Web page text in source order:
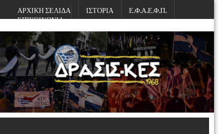
ΑΡΧΙΚΗ ΣΕΛΙΔΑ ΙΣΤΟΡΙΑ
Ε.Φ.Α.Ε.Φ.Π.
ΕΠΙΚΟΙΝΩΝΙΑ
Παρασκευή, Αυγούστου 07, 2026